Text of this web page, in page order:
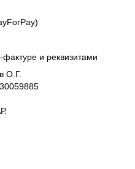
и реквизитами
О.Г.